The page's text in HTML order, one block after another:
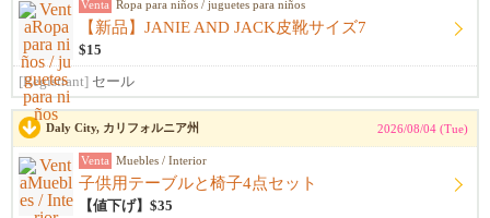
Venta Ropa para niños / juguetes para niños
【新品】JANIE AND JACK皮靴サイズ7
$15
[Registrant] セール
Daly City, カリフォルニア州 2026/08/04 (Tue)
Venta Muebles / Interior
子供用テーブルと椅子4点セット
【値下げ】$35